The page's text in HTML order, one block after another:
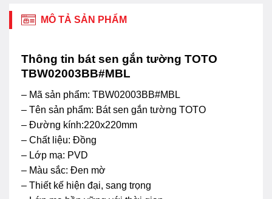
MÔ TẢ SẢN PHẨM
Thông tin bát sen gắn tường TOTO
TBW02003BB#MBL
– Mã sản phẩm: TBW02003BB#MBL
– Tên sản phẩm: Bát sen gắn tường TOTO
– Đường kính:220x220mm
– Chất liệu: Đồng
– Lớp mạ: PVD
– Màu sắc: Đen mờ
– Thiết kế hiện đại, sang trọng